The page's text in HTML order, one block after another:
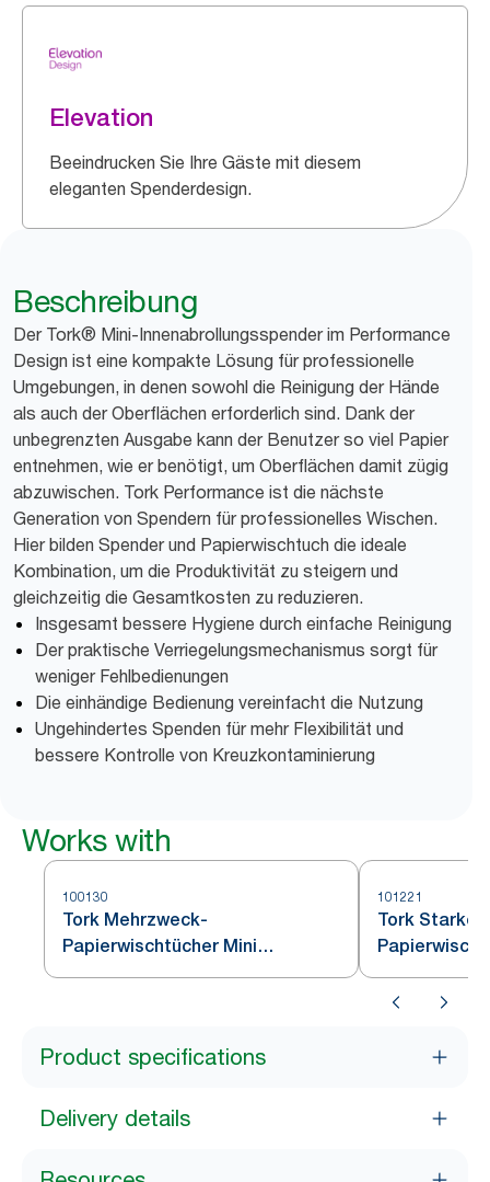
Elevation
Beeindrucken Sie Ihre Gäste mit diesem
eleganten Spenderdesign.
Beschreibung
Der Tork® Mini-Innenabrollungsspender im Performance
Design ist eine kompakte Lösung für professionelle
Umgebungen, in denen sowohl die Reinigung der Hände
als auch der Oberflächen erforderlich sind. Dank der
unbegrenzten Ausgabe kann der Benutzer so viel Papier
entnehmen, wie er benötigt, um Oberflächen damit zügig
abzuwischen. Tork Performance ist die nächste
Generation von Spendern für professionelles Wischen.
Hier bilden Spender und Papierwischtuch die ideale
Kombination, um die Produktivität zu steigern und
gleichzeitig die Gesamtkosten zu reduzieren.
Insgesamt bessere Hygiene durch einfache Reinigung
Der praktische Verriegelungsmechanismus sorgt für
weniger Fehlbedienungen
Die einhändige Bedienung vereinfacht die Nutzung
Ungehindertes Spenden für mehr Flexibilität und
bessere Kontrolle von Kreuzkontaminierung
Works with
100130
Tork Mehrzweck-
Papierwischtücher Mini
101221
Tork Starke
Product specifications
Delivery details